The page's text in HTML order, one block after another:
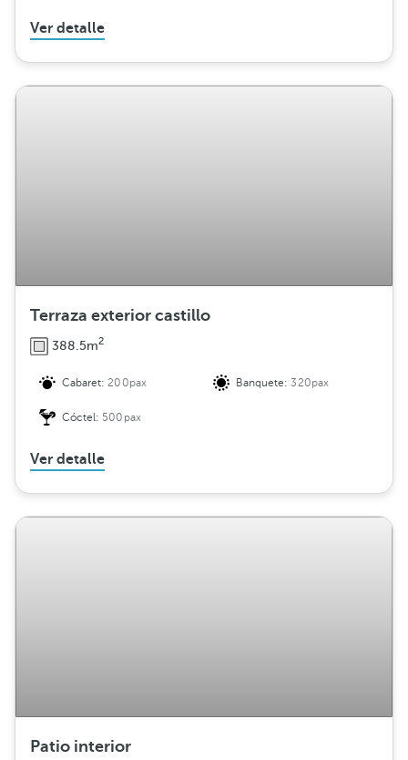
Ver detalle
Terraza exterior castillo
388.5m2
Cabaret:200pax Banquete:320pax
Cóctel: 500pax
Ver detalle
Patio interior